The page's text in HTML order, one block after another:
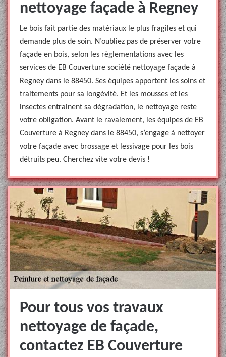
nettoyage façade à Regney
Le bois fait partie des matériaux le plus fragiles et qui
demande plus de soin. N’oubliez pas de préserver votre
façade en bois, selon les règlementations avec les
services de EB Couverture société nettoyage façade à
Regney dans le 88450. Ses équipes apportent les soins et
traitements pour sa longévité. Et les mousses et les
insectes entrainent sa dégradation, le nettoyage reste
votre obligation. Avant le ravalement, les équipes de EB
Couverture à Regney dans le 88450, s’engage à nettoyer
votre façade avec brossage et lessivage pour les bois
détruits peu. Cherchez vite votre devis !
Pour tous vos travaux
nettoyage de façade,
contactez EB Couverture